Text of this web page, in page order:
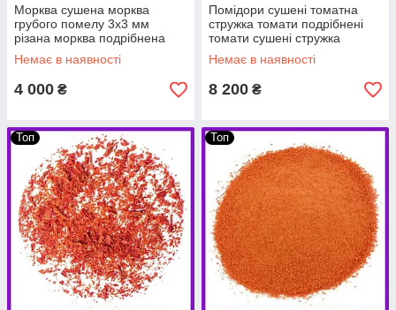
Морква сушена морква
грубого помелу 3х3 мм
різана морква подрібнена
морква 10 кг PL
Немає в наявності
4 000 ₴
Помідори сушені томатна
стружка томати подрібнені
томати сушені стружка
томату 10 кг PL
Немає в наявності
8 200 ₴
Топ Топ